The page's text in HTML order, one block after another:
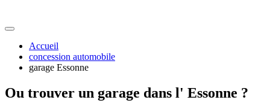
Accueil
concession automobile
garage Essonne
Ou trouver un garage dans l' Essonne ?